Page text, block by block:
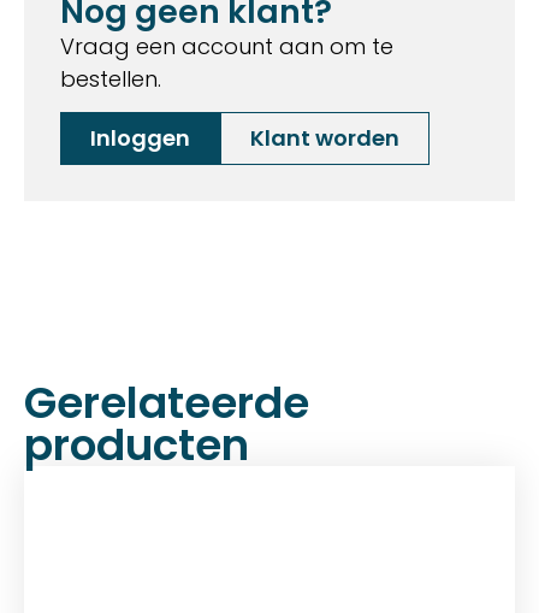
Nog geen klant?
Vraag een account aan om te
bestellen.
Inloggen
Klant worden
Gerelateerde
producten